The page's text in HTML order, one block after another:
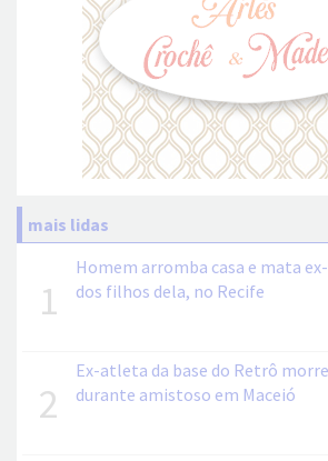
mais lidas
1
Homem arromba casa e mata
dos filhos dela, no Recife
2
Ex-atleta da base do Retrô
durante amistoso em Maceió